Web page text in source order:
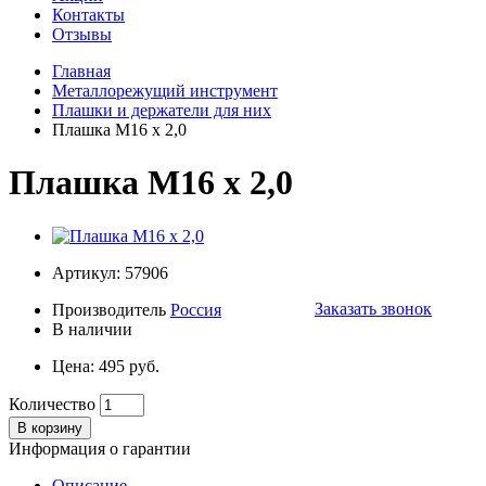
Заказать звонок
Контакты
Отзывы
Главная
Металлорежущий инструмент
Плашки и держатели для них
Плашка М16 х 2,0
Плашка М16 х 2,0
Артикул: 57906
Производитель Россия
В наличии
Цена: 495 руб.
Количество
В корзину
Информация о гарантии